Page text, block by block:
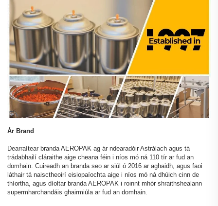
Ár Brand
Dearraítear branda AEROPAK ag ár ndearadóir Astrálach agus tá
trádabhailí cláraithe aige cheana féin i níos mó ná 110 tír ar fud an
domhain. Cuireadh an branda seo ar siúl ó 2016 ar aghaidh, agus faoi
láthair tá naisctheoirí eisiopaíochta aige i níos mó ná dhúich cinn de
thíortha, agus díoltar branda AEROPAK i roinnt mhór shraithshealann
supermharchandáis ghairmiúla ar fud an domhain.